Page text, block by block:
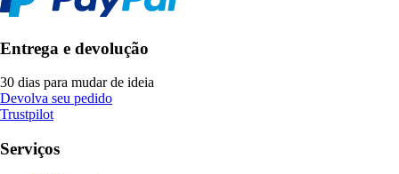
Entrega e devolução
30 dias para mudar de ideia
Devolva seu pedido
Trustpilot
Serviços